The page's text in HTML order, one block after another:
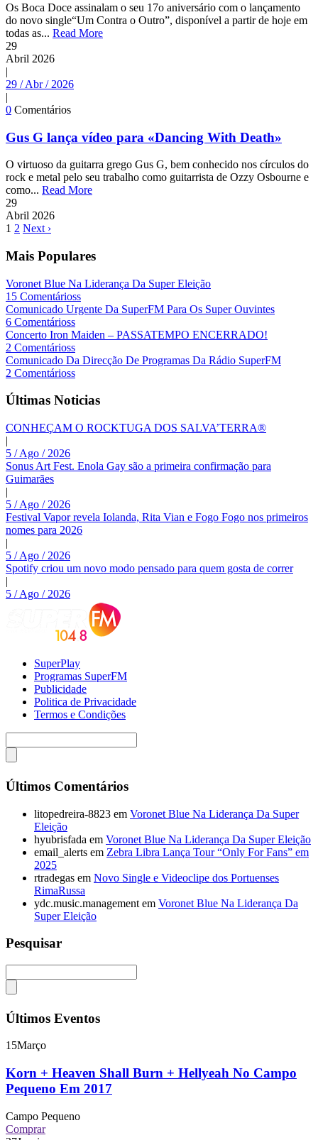
Os Boca Doce assinalam o seu 17o aniversário com o lançamento
do novo single“Um Contra o Outro”, disponível a partir de hoje em
todas as... Read More
29
Abril 2026
|
29 / Abr / 2026
|
0 Comentários
Gus G lança vídeo para «Dancing With Death»
O virtuoso da guitarra grego Gus G, bem conhecido nos círculos do
rock e metal pelo seu trabalho como guitarrista de Ozzy Osbourne e
como... Read More
29
Abril 2026
1 2 Next ›
Mais Populares
Voronet Blue Na Liderança Da Super Eleição
15 Comentárioss
Comunicado Urgente Da SuperFM Para Os Super Ouvintes
6 Comentárioss
Concerto Iron Maiden – PASSATEMPO ENCERRADO!
2 Comentárioss
Comunicado Da Direcção De Programas Da Rádio SuperFM
2 Comentárioss
Últimas Noticias
CONHEÇAM O ROCKTUGA DOS SALVA’TERRA®
|
5 / Ago / 2026
Sonus Art Fest. Enola Gay são a primeira confirmação para
Guimarães
|
5 / Ago / 2026
Festival Vapor revela Iolanda, Rita Vian e Fogo Fogo nos primeiros
nomes para 2026
|
5 / Ago / 2026
Spotify criou um novo modo pensado para quem gosta de correr
|
5 / Ago / 2026
SuperPlay
Programas SuperFM
Publicidade
Politica de Privacidade
Termos e Condições
Últimos Comentários
litopedreira-8823 em Voronet Blue Na Liderança Da Super
Eleição
hyubrisfada em Voronet Blue Na Liderança Da Super Eleição
email_alerts em Zebra Libra Lança Tour “Only For Fans” em
2025
rtradegas em Novo Single e Videoclipe dos Portuenses
RimaRussa
ydc.music.management em Voronet Blue Na Liderança Da
Super Eleição
Pesquisar
Últimos Eventos
15Março
Korn + Heaven Shall Burn + Hellyeah No Campo
Pequeno Em 2017
Campo Pequeno
Comprar